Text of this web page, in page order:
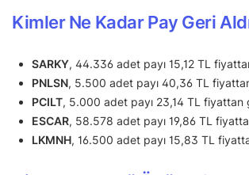
Kimler Ne Kadar Pay Geri
SARKY, 44.336 adet payı 15,12 TL
PNLSN, 5.500 adet payı 40,36 TL
PCILT, 5.000 adet payı 23,14 TL fiyattan
ESCAR, 58.578 adet payı 19,86 TL
LKMNH, 16.500 adet payı 15,83 TL